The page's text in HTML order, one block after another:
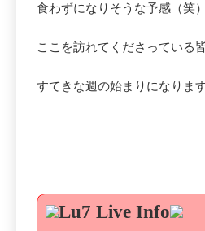
食わずになりそうな予感（笑）
ここを訪れてくださっている
すてきな週の始まりになりま
Lu7 Live Info